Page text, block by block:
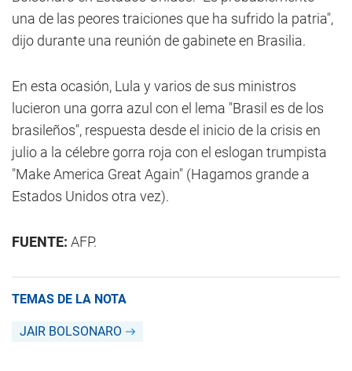
una de las peores traiciones que ha sufrido la patria",
dijo durante una reunión de gabinete en Brasilia.
En esta ocasión, Lula y varios de sus ministros
lucieron una gorra azul con el lema "Brasil es de los
brasileños", respuesta desde el inicio de la crisis en
julio a la célebre gorra roja con el eslogan trumpista
"Make America Great Again" (Hagamos grande a
Estados Unidos otra vez).
FUENTE: AFP.
TEMAS DE LA NOTA
JAIR BOLSONARO